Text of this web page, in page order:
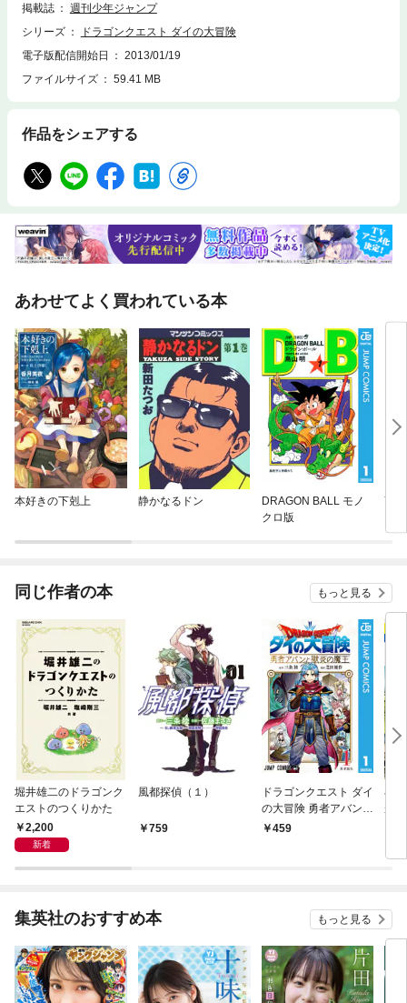
掲載誌
週刊少年ジャンプ
シリーズ
ドラゴンクエスト ダイの大冒険
電子版配信開始日
2013/01/19
ファイルサイズ
59.41 MB
作品をシェアする
あわせてよく買われている本
本好きの下剋上 静かなるドン
DRAGON BALL モノ
クロ版
同じ作者の本 もっと見る
堀井雄二のドラゴンク
エストのつくりかた
2,200
新着
風都探偵（１）
759
ドラゴンクエスト ダイ
の大冒険 勇者アバンと
獄炎の魔王 1
459
小
が
集英社のおすすめ本 もっと見る